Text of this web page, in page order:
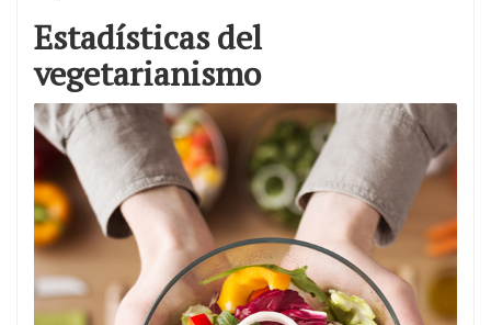
Estadísticas del
vegetarianismo